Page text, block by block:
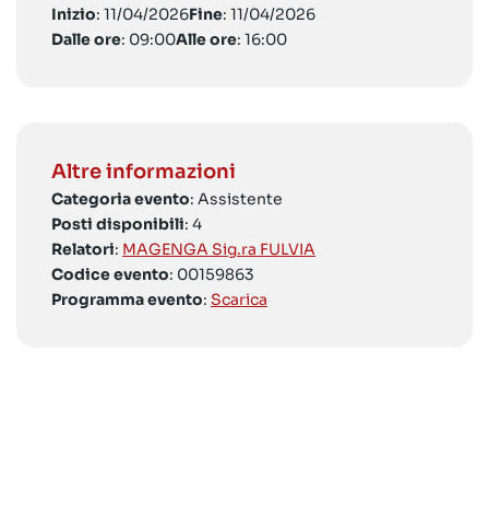
Inizio: 11/04/2026Fine: 11/04/2026
Dalle ore: 09:00Alle ore: 16:00
Altre informazioni
Categoria evento: Assistente
Posti disponibili: 4
Relatori: MAGENGA Sig.ra FULVIA
Codice evento: 00159863
Programma evento: Scarica